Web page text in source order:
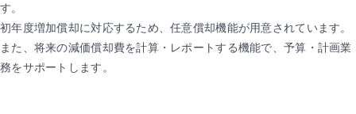
す。
初年度増加償却に対応するため、任意償却機能が用意されています。
また、将来の減価償却費を計算・レポートする機能で、予算・計画業
務をサポートします。